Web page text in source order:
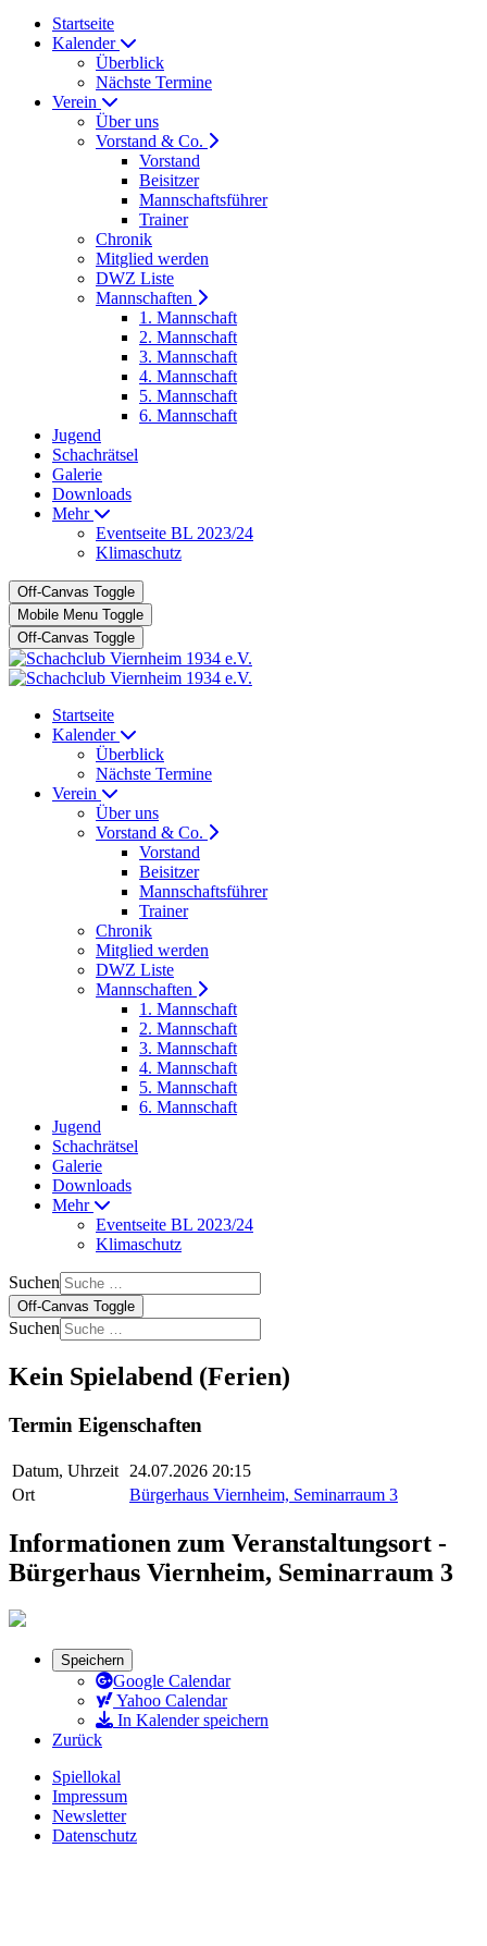
Startseite
Kalender
Überblick
Nächste Termine
Verein
Über uns
Vorstand & Co.
Vorstand
Beisitzer
Mannschaftsführer
Trainer
Chronik
Mitglied werden
DWZ Liste
Mannschaften
1. Mannschaft
2. Mannschaft
3. Mannschaft
4. Mannschaft
5. Mannschaft
6. Mannschaft
Jugend
Schachrätsel
Galerie
Downloads
Mehr
Eventseite BL 2023/24
Klimaschutz
Off-Canvas Toggle
Mobile Menu Toggle
Off-Canvas Toggle
Startseite
Kalender
Überblick
Nächste Termine
Verein
Über uns
Vorstand & Co.
Vorstand
Beisitzer
Mannschaftsführer
Trainer
Chronik
Mitglied werden
DWZ Liste
Mannschaften
1. Mannschaft
2. Mannschaft
3. Mannschaft
4. Mannschaft
5. Mannschaft
6. Mannschaft
Jugend
Schachrätsel
Galerie
Downloads
Mehr
Eventseite BL 2023/24
Klimaschutz
Suchen
Off-Canvas Toggle
Suchen
Kein Spielabend (Ferien)
Termin Eigenschaften
Datum, Uhrzeit
24.07.2026 20:15
Ort
Bürgerhaus Viernheim, Seminarraum 3
Informationen zum Veranstaltungsort -
Bürgerhaus Viernheim, Seminarraum 3
Speichern
Google Calendar
Yahoo Calendar
In Kalender speichern
Zurück
Spiellokal
Impressum
Newsletter
Datenschutz